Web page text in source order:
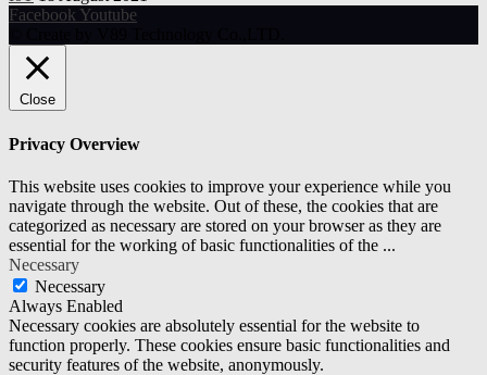
Facebook Youtube
Close
Privacy Overview
This website uses cookies to improve your experience while you
navigate through the website. Out of these, the cookies that are
categorized as necessary are stored on your browser as they are
essential for the working of basic functionalities of the ...
Necessary
Necessary
Always Enabled
Necessary cookies are absolutely essential for the website to
function properly. These cookies ensure basic functionalities and
security features of the website, anonymously.